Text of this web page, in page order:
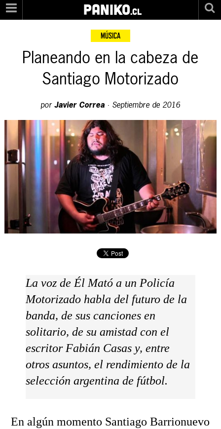
PANIKO.cl
MÚSICA
Planeando en la cabeza de
Santiago Motorizado
porJavier Correa · Septiembre de 2016
La voz de Él Mató a un Policía
Motorizado habla del futuro de la
banda, de sus canciones en
solitario, de su amistad con el
escritor Fabián Casas y, entre
otros asuntos, el rendimiento de la
selección argentina de fútbol.
En algún momento Santiago Barrionuevo